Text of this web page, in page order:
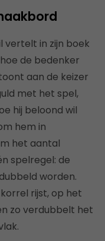
vertelt in zijn boek
de bedenker
aan de keizer
met het spel,
hij beloond wil
hem in
het aantal
spelregel: de
worden.
rijst, op het
zo verdubbelt het